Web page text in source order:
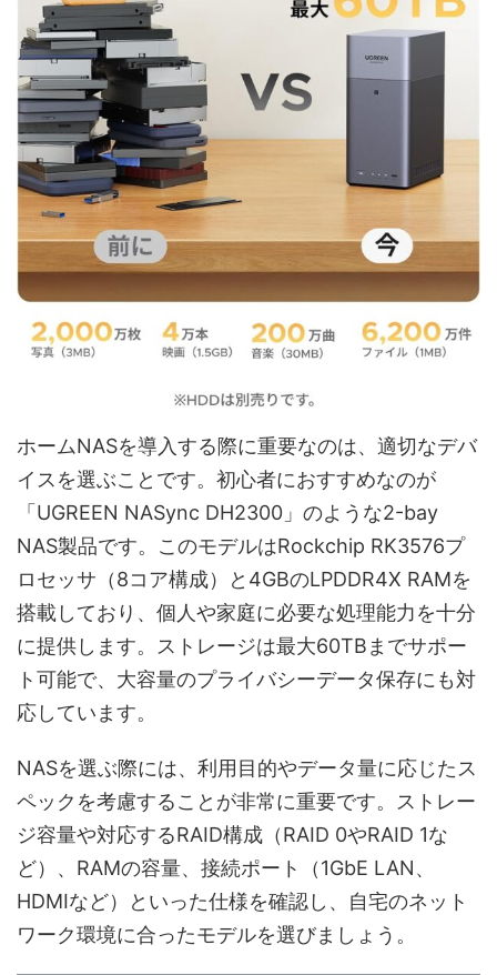
ホームNASを導入する際に重要なのは、適切なデバ
イスを選ぶことです。初心者におすすめなのが
「UGREEN NASync DH2300」のような2-bay
NAS製品です。このモデルはRockchip RK3576プ
ロセッサ（8コア構成）と4GBのLPDDR4X RAMを
搭載しており、個人や家庭に必要な処理能力を十分
に提供します。ストレージは最大60TBまでサポー
ト可能で、大容量のプライバシーデータ保存にも対
応しています。
NASを選ぶ際には、利用目的やデータ量に応じたス
ペックを考慮することが非常に重要です。ストレー
ジ容量や対応するRAID構成（RAID 0やRAID 1な
ど）、RAMの容量、接続ポート（1GbE LAN、
HDMIなど）といった仕様を確認し、自宅のネット
ワーク環境に合ったモデルを選びましょう。